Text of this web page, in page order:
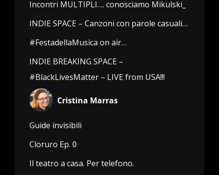
Incontri MULTIPLI…. conosciamo Mikulski_
INDIE SPACE – Canzoni con parole casuali…
#FestadellaMusica on air…
INDIE BREAKING SPACE –
#BlackLivesMatter – LIVE from USA!!!
Cristina Marras
Guide invisibili
Cloruro Ep. 0
Il teatro a casa. Per telefono.